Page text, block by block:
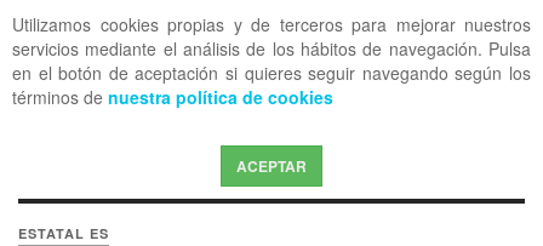
Utilizamos cookies propias y de terceros para mejorar nuestros
servicios mediante el análisis de los hábitos de navegación. Pulsa
en el botón de aceptación si quieres seguir navegando según los
términos de nuestra política de cookies
ACEPTAR
OFF CANVAS
ESTATAL ES